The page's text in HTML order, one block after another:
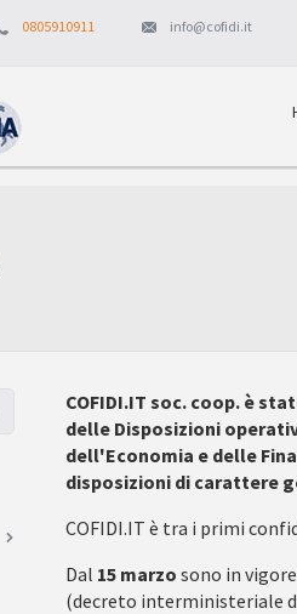
0805910911 info@cofidi.it
COFIDI.IT soc. coop. è
delle Disposizioni
dell'Economia e delle
disposizioni di carattere
COFIDI.IT è tra i primi
Dal 15 marzo sono in
(decreto interministeriale